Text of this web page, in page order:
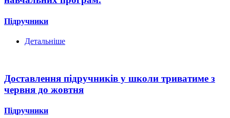
Підручники
Детальніше
Доставлення підручників у школи триватиме з
червня до жовтня
Підручники